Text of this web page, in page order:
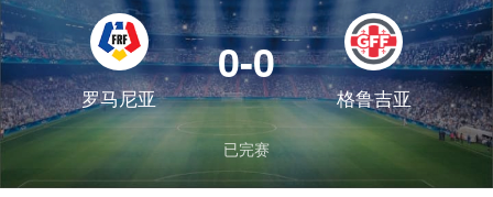
罗马尼亚
0-0
格鲁吉亚
已完赛